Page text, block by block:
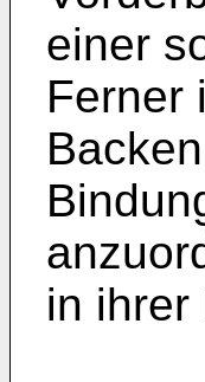
einer
Ferner
in ihrer